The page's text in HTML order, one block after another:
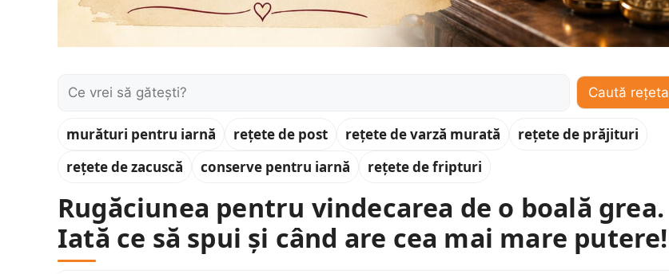
Caută: Caută rețeta
murături pentru iarnă rețete de post rețete de varză murată
rețete de prăjituri
rețete de zacuscă
conserve pentru iarnă rețete de fripturi
Rugăciunea pentru vindecarea de o boală grea.
Iată ce să spui și când are cea mai mare putere!